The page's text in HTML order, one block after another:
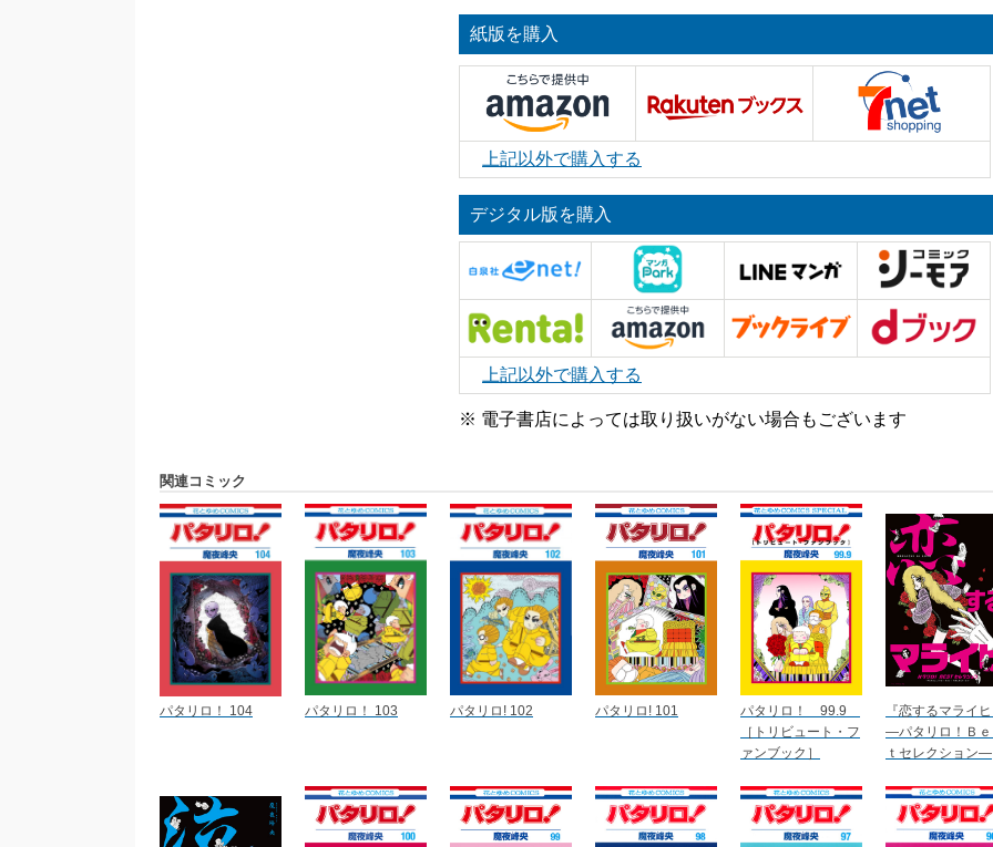
紙版を購入
上記以外で購入する
デジタル版を購入
上記以外で購入する
※ 電子書店によっては取り扱いがない場合もございます
関連コミック
パタリロ！ 104 パタリロ！ 103 パタリロ! 102 パタリロ! 101
パタリロ！ 99.9
［トリビュート・フ
ァンブック］
『恋するマライ
―パタリロ！Ｂ
ｔセレクション―